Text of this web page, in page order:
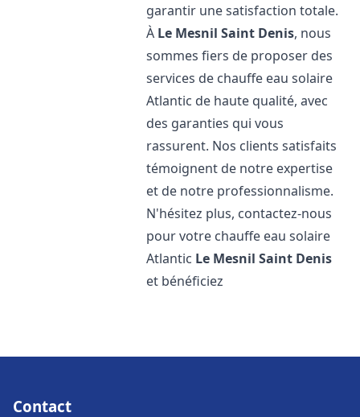
garantir une satisfaction totale.
À Le Mesnil Saint Denis, nous
sommes fiers de proposer des
services de chauffe eau solaire
Atlantic de haute qualité, avec
des garanties qui vous
rassurent. Nos clients satisfaits
témoignent de notre expertise
et de notre professionnalisme.
N'hésitez plus, contactez-nous
pour votre chauffe eau solaire
Atlantic Le Mesnil Saint Denis
et bénéficiez
Contact